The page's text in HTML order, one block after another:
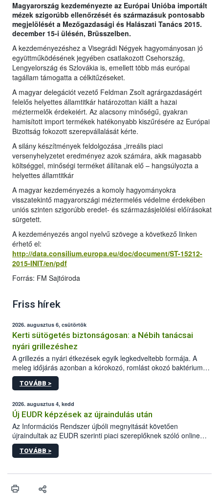
Magyarország kezdeményezte az Európai Unióba importált
mézek szigorúbb ellenőrzését és származásuk pontosabb
megjelölését a Mezőgazdasági és Halászati Tanács 2015.
december 15-i ülésén, Brüsszelben.
A kezdeményezéshez a Visegrádi Négyek hagyományosan jó
együttműködésének jegyében csatlakozott Csehország,
Lengyelország és Szlovákia is, emellett több más európai
tagállam támogatta a célkitűzéseket.
A magyar delegációt vezető Feldman Zsolt agrárgazdaságért
felelős helyettes államtitkár határozottan kiállt a hazai
méztermelők érdekeiért. Az alacsony minőségű, gyakran
hamisított import termékek hatékonyabb kiszűrésére az Európai
Bizottság fokozott szerepvállalását kérte.
A silány készítmények feldolgozása „irreális piaci
versenyhelyzetet eredményez azok számára, akik magasabb
költséggel, minőségi terméket állítanak elő – hangsúlyozta a
helyettes államtitkár
A magyar kezdeményezés a komoly hagyományokra
visszatekintő magyarországi méztermelés védelme érdekében
uniós szinten szigorúbb eredet- és származásjelölési előírásokat
sürgetett.
A kezdeményezés angol nyelvű szövege a következő linken
érhető el:
http://data.consilium.europa.eu/doc/document/ST-15212-
2015-INIT/en/pdf
Forrás: FM Sajtóiroda
Friss hírek
2026. augusztus 6, csütörtök
Kerti sütögetés biztonságosan: a Nébih tanácsai
nyári grillezéshez
A grillezés a nyári étkezések egyik legkedveltebb formája. A
meleg időjárás azonban a kórokozó, romlást okozó baktériumok
gyorsabb szaporodásának is kedvez. A szabadtéri sütögetés
ezért nem csupán a megfelelő sütési technikáról szól: legalább
higiéniai szabályok betartása, a megfelelő hőkezelés, valamint a
maradékok szakszerű tárolása. A Nemzeti Élelmiszerlánc-
biztonsági Hivatal (Nébih) Oktatási Programja összegyűjtötte a
biztonságos grillezés legfontosabb tudnivalóit.
TOVÁBB >
2026. augusztus 4, kedd
Új EUDR képzések az újraindulás után
Az Információs Rendszer újbóli megnyitását követően
újraindultak az EUDR szerinti piaci szereplőknek szóló online
képzések.
TOVÁBB >